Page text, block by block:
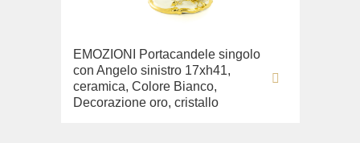
EMOZIONI Portacandele singolo
con Angelo sinistro 17xh41,
ceramica, Colore Bianco,
Decorazione oro, cristallo